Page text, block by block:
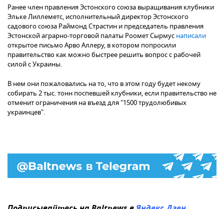
Ранее член правления Эстонского союза выращивания клубники
Эльке Лиллеметс, исполнительный директор Эстонского
садового союза Раймонд Страстин и председатель правления
Эстонской аграрно-торговой палаты Роомет Сырмус написали
открытое письмо Арво Аллеру, в котором попросили
правительство как можно быстрее решить вопрос с рабочей
силой c Украины.
В нем они пожаловались на то, что в этом году будет некому
собирать 2 тыс. тонн поспевшей клубники, если правительство не
отменит ограничения на въезд для "1500 трудолюбивых
украинцев".